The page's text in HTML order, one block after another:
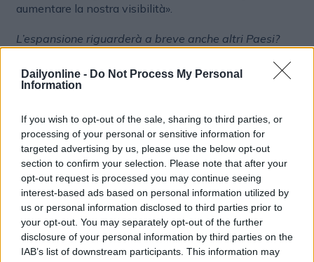
Dailyonline - Do Not Process My Personal
Information
If you wish to opt-out of the sale, sharing to third parties, or
processing of your personal or sensitive information for
targeted advertising by us, please use the below opt-out
section to confirm your selection. Please note that after your
opt-out request is processed you may continue seeing
interest-based ads based on personal information utilized by
us or personal information disclosed to third parties prior to
your opt-out. You may separately opt-out of the further
disclosure of your personal information by third parties on the
IAB’s list of downstream participants. This information may
aumentare la nostra visibilità».
L’espansione riguarderà a breve anche altri Paesi?
«Sì, ma cerchiamo di fare una cosa per volta. Ora tocca
all’Italia, ma gestiamo altri Paesi da remoto, alcuni già
In cosa consiste la partnership con Shopify?
«È il CMS più diffuso per l’e-commerce, permette a tutti
i tipi di commercianti di entrare sul mercato e
personalizzare il proprio prodotto. Con Shopify
portiamo la tecnologia al cospetto di più clienti e ne
spieghiamo i vantaggi».
Come si approccia Rocket Digiatl all’AI?